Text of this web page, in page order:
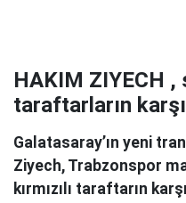
HAKIM ZIYECH ,
taraftarların
Galatasaray’ın yeni
Ziyech, Trabzonspor
kırmızılı taraftarın